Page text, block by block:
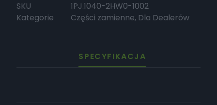
SKU
1PJ.1040-2HW0-1002
Kategorie
Części zamienne, Dla Dealerów
SPECYFIKACJA